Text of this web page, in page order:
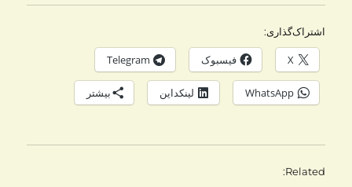
اشتراک‌گذاری:
X فیسبوک Telegram
WhatsApp لینکداین بیشتر
Related